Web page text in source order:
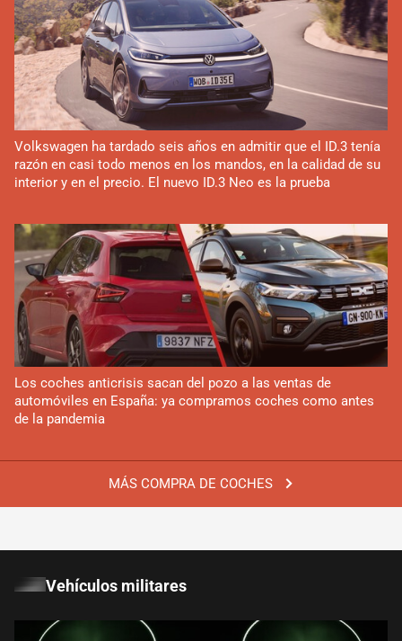
MÁS COMPRA DE COCHES
Volkswagen ha tardado seis años en admitir que el ID.3 tenía
razón en casi todo menos en los mandos, en la calidad de su
interior y en el precio. El nuevo ID.3 Neo es la prueba
Los coches anticrisis sacan del pozo a las ventas de
automóviles en España: ya compramos coches como antes
de la pandemia
Vehículos militares